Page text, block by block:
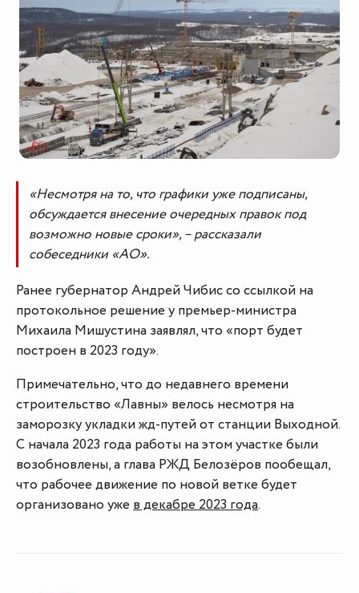
«Несмотря на то, что графики уже подписаны,
обсуждается внесение очередных правок под
возможно новые сроки», – рассказали
собеседники «АО».
Ранее губернатор Андрей Чибис со ссылкой на
протокольное решение у премьер-министра
Михаила Мишустина заявлял, что «порт будет
построен в 2023 году».
Примечательно, что до недавнего времени
строительство «Лавны» велось несмотря на
заморозку укладки жд-путей от станции Выходной.
С начала 2023 года работы на этом участке были
возобновлены, а глава РЖД Белозёров пообещал,
что рабочее движение по новой ветке будет
организовано уже в декабре 2023 года.